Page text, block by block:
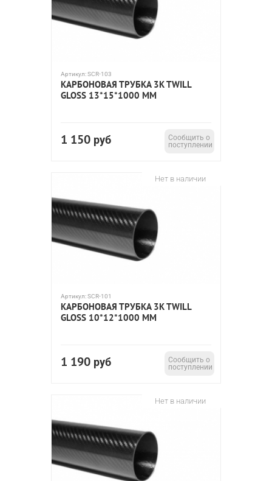
Артикул:SCR-103
КАРБОНОВАЯ ТРУБКА 3K TWILL
GLOSS 13*15*1000 ММ
1 150 руб
Сообщить о
поступлении
Нет в наличии
Артикул:SCR-101
КАРБОНОВАЯ ТРУБКА 3K TWILL
GLOSS 10*12*1000 ММ
1 190 руб
Сообщить о
поступлении
Нет в наличии